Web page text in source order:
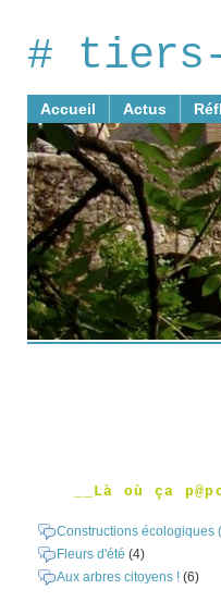
#
Accueil Actus
__Là où ça
Constructions écologiques
Fleurs d'été (4)
Aux arbres citoyens ! (6)